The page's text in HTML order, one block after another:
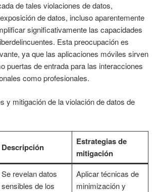
de tales violaciones de datos,
de datos, incluso aparentemente
significativamente las capacidades
Esta preocupación es
ya que las aplicaciones móviles sirven
puertas de entrada para las interacciones
como profesionales.
y mitigación de la violación de datos de
Descripción
Estrategias de
mitigación
Se revelan datos
sensibles de los
Aplicar técnicas de
minimización y